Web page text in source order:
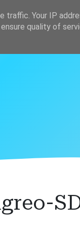
Your IP
quality of